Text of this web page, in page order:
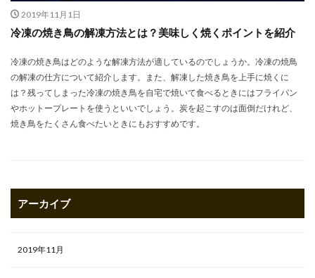
2019年11月1日
冷凍の焼き鳥の解凍方法とは？美味しく焼くポイントを紹介
冷凍の焼き鳥はどのような解凍方法が適しているのでしょうか。冷凍の焼鳥
の解凍の仕方について紹介します。また、解凍した焼き鳥を上手に焼くに
は？残ってしまった冷凍の焼き鳥を自宅で焼いて食べるときにはフライパン
やホットープレートを使うといいでしょう。炭を起こすのは面倒だけれど、
焼き鳥をたくさん食べたいときにもおすすめです。
アーカイブ
2019年11月